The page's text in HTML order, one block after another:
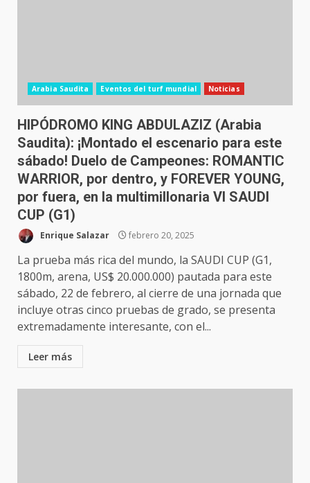
Arabia Saudita Eventos del turf mundial Noticias
HIPÓDROMO KING ABDULAZIZ (Arabia
Saudita): ¡Montado el escenario para este
sábado! Duelo de Campeones: ROMANTIC
WARRIOR, por dentro, y FOREVER YOUNG,
por fuera, en la multimillonaria VI SAUDI
CUP (G1)
Enrique Salazar febrero 20, 2025
La prueba más rica del mundo, la SAUDI CUP (G1,
1800m, arena, US$ 20.000.000) pautada para este
sábado, 22 de febrero, al cierre de una jornada que
incluye otras cinco pruebas de grado, se presenta
extremadamente interesante, con el...
Leer más